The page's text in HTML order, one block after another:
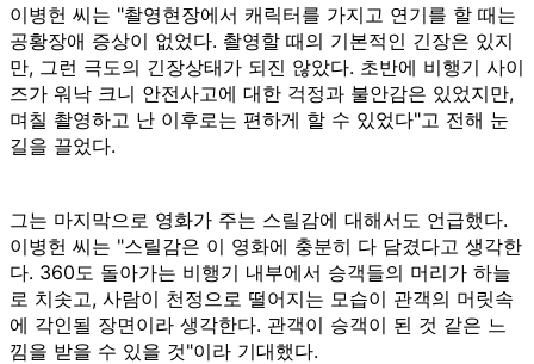
이병헌 씨는 "촬영현장에서 캐릭터를 가지고 연기를 할 때는
공황장애 증상이 없었다. 촬영할 때의 기본적인 긴장은 있지
만, 그런 극도의 긴장상태가 되진 않았다. 초반에 비행기 사이
즈가 워낙 크니 안전사고에 대한 걱정과 불안감은 있었지만,
며칠 촬영하고 난 이후로는 편하게 할 수 있었다"고 전해 눈
길을 끌었다.
그는 마지막으로 영화가 주는 스릴감에 대해서도 언급했다.
이병헌 씨는 "스릴감은 이 영화에 충분히 다 담겼다고 생각한
다. 360도 돌아가는 비행기 내부에서 승객들의 머리가 하늘
로 치솟고, 사람이 천정으로 떨어지는 모습이 관객의 머릿속
에 각인될 장면이라 생각한다. 관객이 승객이 된 것 같은 느
낌을 받을 수 있을 것"이라 기대했다.